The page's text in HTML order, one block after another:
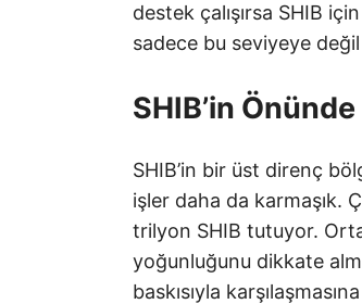
destek çalışırsa SHIB
sadece bu seviyeye
SHIB’in
SHIB’in bir üst direnç
işler daha da karmaşık.
trilyon SHIB tutuyor.
yoğunluğunu dikkate
baskısıyla